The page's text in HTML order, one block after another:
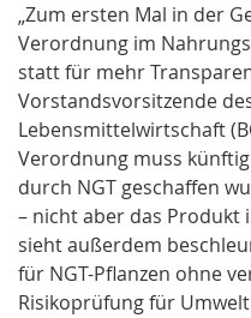
„Zum ersten Mal in der
Verordnung im
statt für mehr
Vorstandsvorsitzende
Lebensmittelwirtschaft
Verordnung muss
durch NGT geschaffen
– nicht aber das Produkt
sieht außerdem
für NGT-Pflanzen ohne
Risikoprüfung für